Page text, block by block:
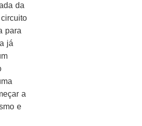
da
para
já
a
e